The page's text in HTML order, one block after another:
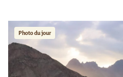
Photo du jour